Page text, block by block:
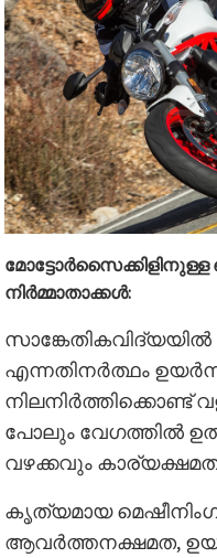
മോട്ടോര്‍സൈക്കിളിനുള്ള
നിര്‍മ്മാതാക്കള്‍:
സാങ്കേതികവിദ്യയിൽ
എന്നതിനർത്ഥം
നിലനിർത്തിക്കൊണ്ട്
പോലും വേഗത്തിൽ
വഴക്കവും
കൃത്യമായ
ആവർത്തനക്ഷമത,